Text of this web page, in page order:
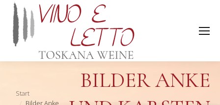
Sie befinden sich hier:
Start
Bilder Anke
BILDER ANKE